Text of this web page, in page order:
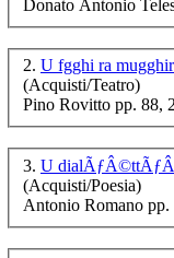
La
è teorica, sempre però
presente fase.
Acquista ora...
cURL error 28: Failed
80 after 7081 ms:
Donato Antonio
2. U fgghi ra
(Acquisti/Teatro)
Pino Rovitto pp. 88,
3. U
(Acquisti/Poesia)
Antonio Romano pp.